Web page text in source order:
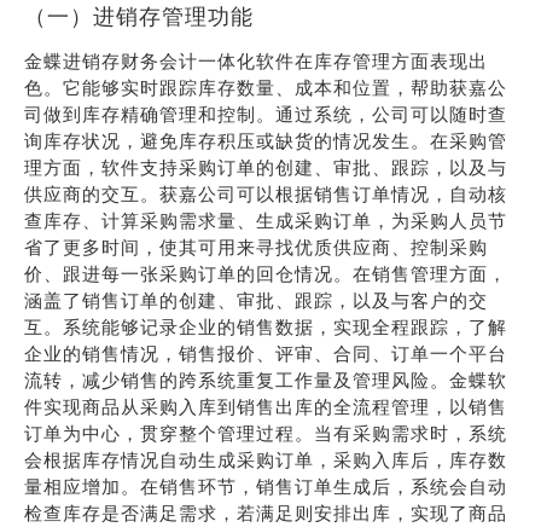
（一）进销存管理功能
金蝶进销存财务会计一体化软件在库存管理方面表现出
色。它能够实时跟踪库存数量、成本和位置，帮助获嘉公
司做到库存精确管理和控制。通过系统，公司可以随时查
询库存状况，避免库存积压或缺货的情况发生。在采购管
理方面，软件支持采购订单的创建、审批、跟踪，以及与
供应商的交互。获嘉公司可以根据销售订单情况，自动核
查库存、计算采购需求量、生成采购订单，为采购人员节
省了更多时间，使其可用来寻找优质供应商、控制采购
价、跟进每一张采购订单的回仓情况。在销售管理方面，
涵盖了销售订单的创建、审批、跟踪，以及与客户的交
互。系统能够记录企业的销售数据，实现全程跟踪，了解
企业的销售情况，销售报价、评审、合同、订单一个平台
流转，减少销售的跨系统重复工作量及管理风险。金蝶软
件实现商品从采购入库到销售出库的全流程管理，以销售
订单为中心，贯穿整个管理过程。当有采购需求时，系统
会根据库存情况自动生成采购订单，采购入库后，库存数
量相应增加。在销售环节，销售订单生成后，系统会自动
检查库存是否满足需求，若满足则安排出库，实现了商品